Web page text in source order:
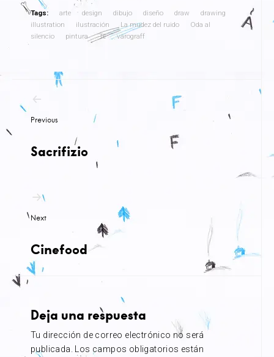
Tags: arte design dibujo diseño draw
drawing
illustration
ilustración La mudez del ruido
Oda al
silencio
pintura Té varograff
Navegación
de
entradas
Previous
Sacrifizio
Next
Cinefood
Deja una respuesta
Tu dirección de correo electrónico no será
publicada.
Los campos obligatorios están